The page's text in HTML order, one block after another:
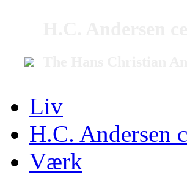
Liv
H.C. Andersen
Værk